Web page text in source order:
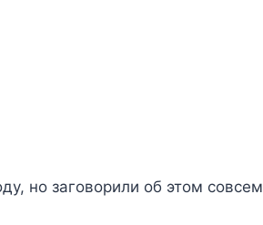
но заговорили об этом совсем